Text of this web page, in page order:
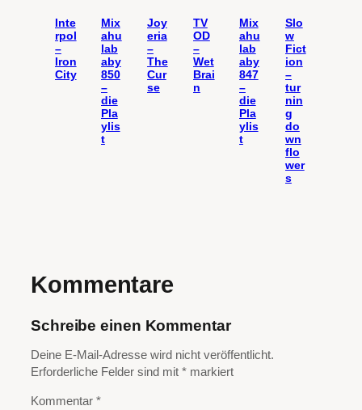
Inte
rpol
–
Iron
City
Mix
ahu
lab
aby
850
–
die
Pla
ylis
t
Joy
eria
–
The
Cur
se
TV
OD
–
Wet
Brai
n
Mix
ahu
lab
aby
847
–
die
Pla
ylis
t
Slo
w
Fict
ion
–
tur
nin
g
do
wn
flo
wer
s
Kommentare
Schreibe einen Kommentar
Deine E-Mail-Adresse wird nicht veröffentlicht.
Erforderliche Felder sind mit * markiert
Kommentar *